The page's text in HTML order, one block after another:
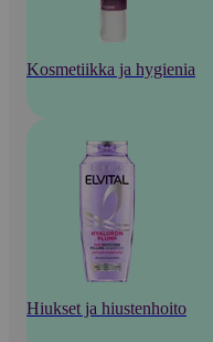
Kosmetiikka ja hygienia
Hiukset ja hiustenhoito